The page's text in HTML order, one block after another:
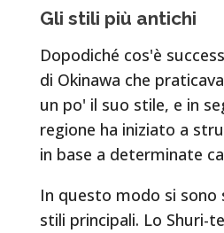
Gli stili più antichi
Dopodiché cos'è
di Okinawa che
un po' il suo stile, e in
regione ha iniziato a
in base a determinate
In questo modo si
stili principali. Lo Shuri-